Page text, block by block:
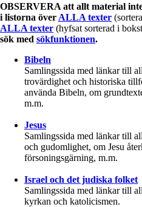
OBSERVERA att allt material
i listorna över ALLA texter
ALLA texter (hyfsat sorterad i
sök med sökfunktionen.
Bibeln
Samlingssida med länkar till
trovärdighet och historiska
använda Bibeln, om
m.m.
Jesus
Samlingssida med länkar till
och gudomlighet, om Jesu
försoningsgärning, m.m.
Israel och det judiska folket
Samlingssida med länkar till
kyrkan och katolicismen.